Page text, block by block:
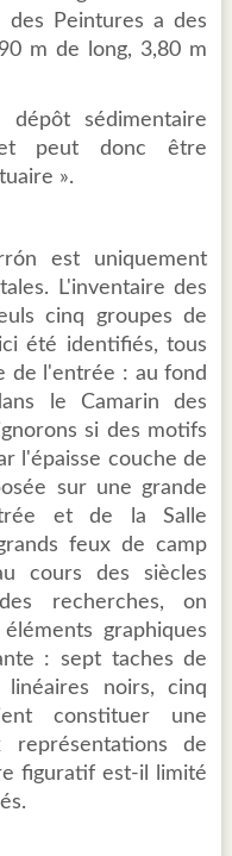
des Peintures a des
m de long, 3,80 m
sédimentaire
et peut donc être
».
est uniquement
L'inventaire des
cinq groupes de
été identifiés, tous
de l'entrée : au fond
le Camarin des
si des motifs
l'épaisse couche de
sur une grande
et de la Salle
feux de camp
cours des siècles
recherches, on
graphiques
: sept taches de
noirs, cinq
constituer une
de
figuratif est-il limité